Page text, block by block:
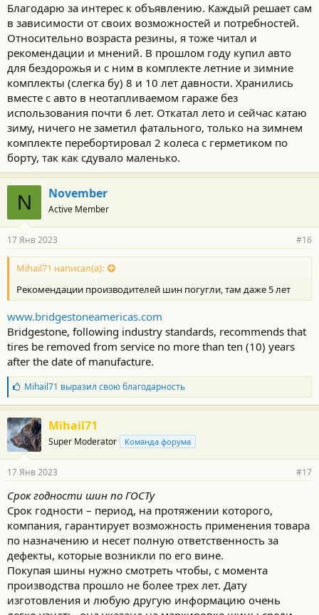
с
т
и
Благодарю за интерес к объявлению. Каждый решает сам
в зависимости от своих возможностей и потребностей.
Относительно возраста резины, я тоже читал и
рекомендации и мнений. В прошлом году купил авто
для бездорожья и с ним в комплекте летние и зимние
комплекты (слегка бу) 8 и 10 лет давности. Хранились
вместе с авто в неотапливаемом гараже без
использования почти 6 лет. Откатал лето и сейчас катаю
зиму, ничего не заметил фатального, только на зимнем
комплекте перебортировал 2 колеса с герметиком по
борту, так как сдувало маленько.
N November
Active Member
17 Янв 2023 #16
Mihail71 написал(а):
Рекомендации производителей шин погугли, там даже 5 лет
www.bridgestoneamericas.com
Bridgestone, following industry standards, recommends that
tires be removed from service no more than ten (10) years
after the date of manufacture.
Б
л
а
г
о
д
а
н
с
т
и
Mihail71 выразил свою благодарность
Mihail71
Super Moderator Команда форума
17 Янв 2023 #17
Срок годности шин по ГОСТу
Срок годности – период, на протяжении которого,
компания, гарантирует возможность применения товара
по назначению и несет полную ответственность за
дефекты, которые возникли по его вине.
Покупая шины нужно смотреть чтобы, с момента
производства прошло не более трех лет. Дату
изготовления и любую другую информацию очень